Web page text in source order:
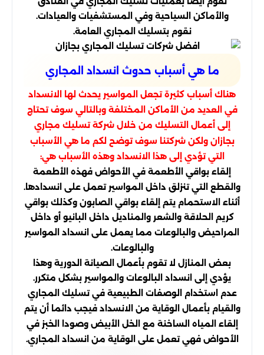
والأماكن السياحية وفي المستشفيات والعيادات.
نقوم بتسليك المجاري العامة.
ما هي أسباب حدوث انسداد المجاري
هناك أسباب كثيرة تجعل المواسير يحدث لها الانسداد
في العديد من الأماكن المختلفة وبالتالي سوف تحتاج
إلى أعمال التسليك من خلال شركة تسليك مجاري
بجازان ولكن شركتنا سوف توضح لكم ما هي الأسباب
التي تؤدي إلى هذا الانسداد وهذه الأسباب هي:
إلقاء بواقي الأطعمة في الأحواض فهذه الأطعمة
والقطع التي تنزلق داخل المواسير تعمل على انسدادها.
أثناء الاستحمام يتم إلقاء بواقي الصابون وكذلك بواقي
كريم الحلاقة والشعر والمناديل داخل البانيو أو داخل
المراحيض والبالوعات مما يعمل على انسداد المواسير
والبالوعات.
بعض المنازل لا تقوم بأعمال الصيانة الدورية وهذا
يؤدي إلى انسداد البالوعات والمواسير بشكل متكرر.
عدم استخدام الوصفات الطبيعية في تسليك المجاري
والقيام بأعمال الوقاية من الانسداد فيجب دائما أن يتم
إلقاء المياه الساخنة مع الخل الأبيض وصودا الخبز في
الأحواض فهي تعمل على الوقاية من انسداد المجاري.